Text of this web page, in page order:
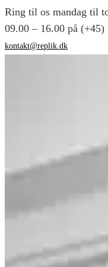
Ring til os mandag til
09.00 – 16.00 på
kontakt@replik.dk